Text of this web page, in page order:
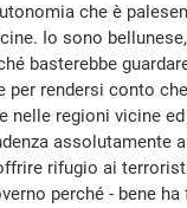
che è
Io sono
basterebbe
rendersi conto
nelle regioni vicine
assolutamente
rifugio ai
perché - bene